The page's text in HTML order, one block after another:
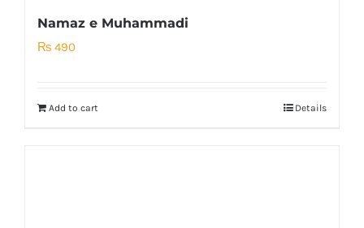
Namaz e Muhammadi
₨ 490
Add to cart Details